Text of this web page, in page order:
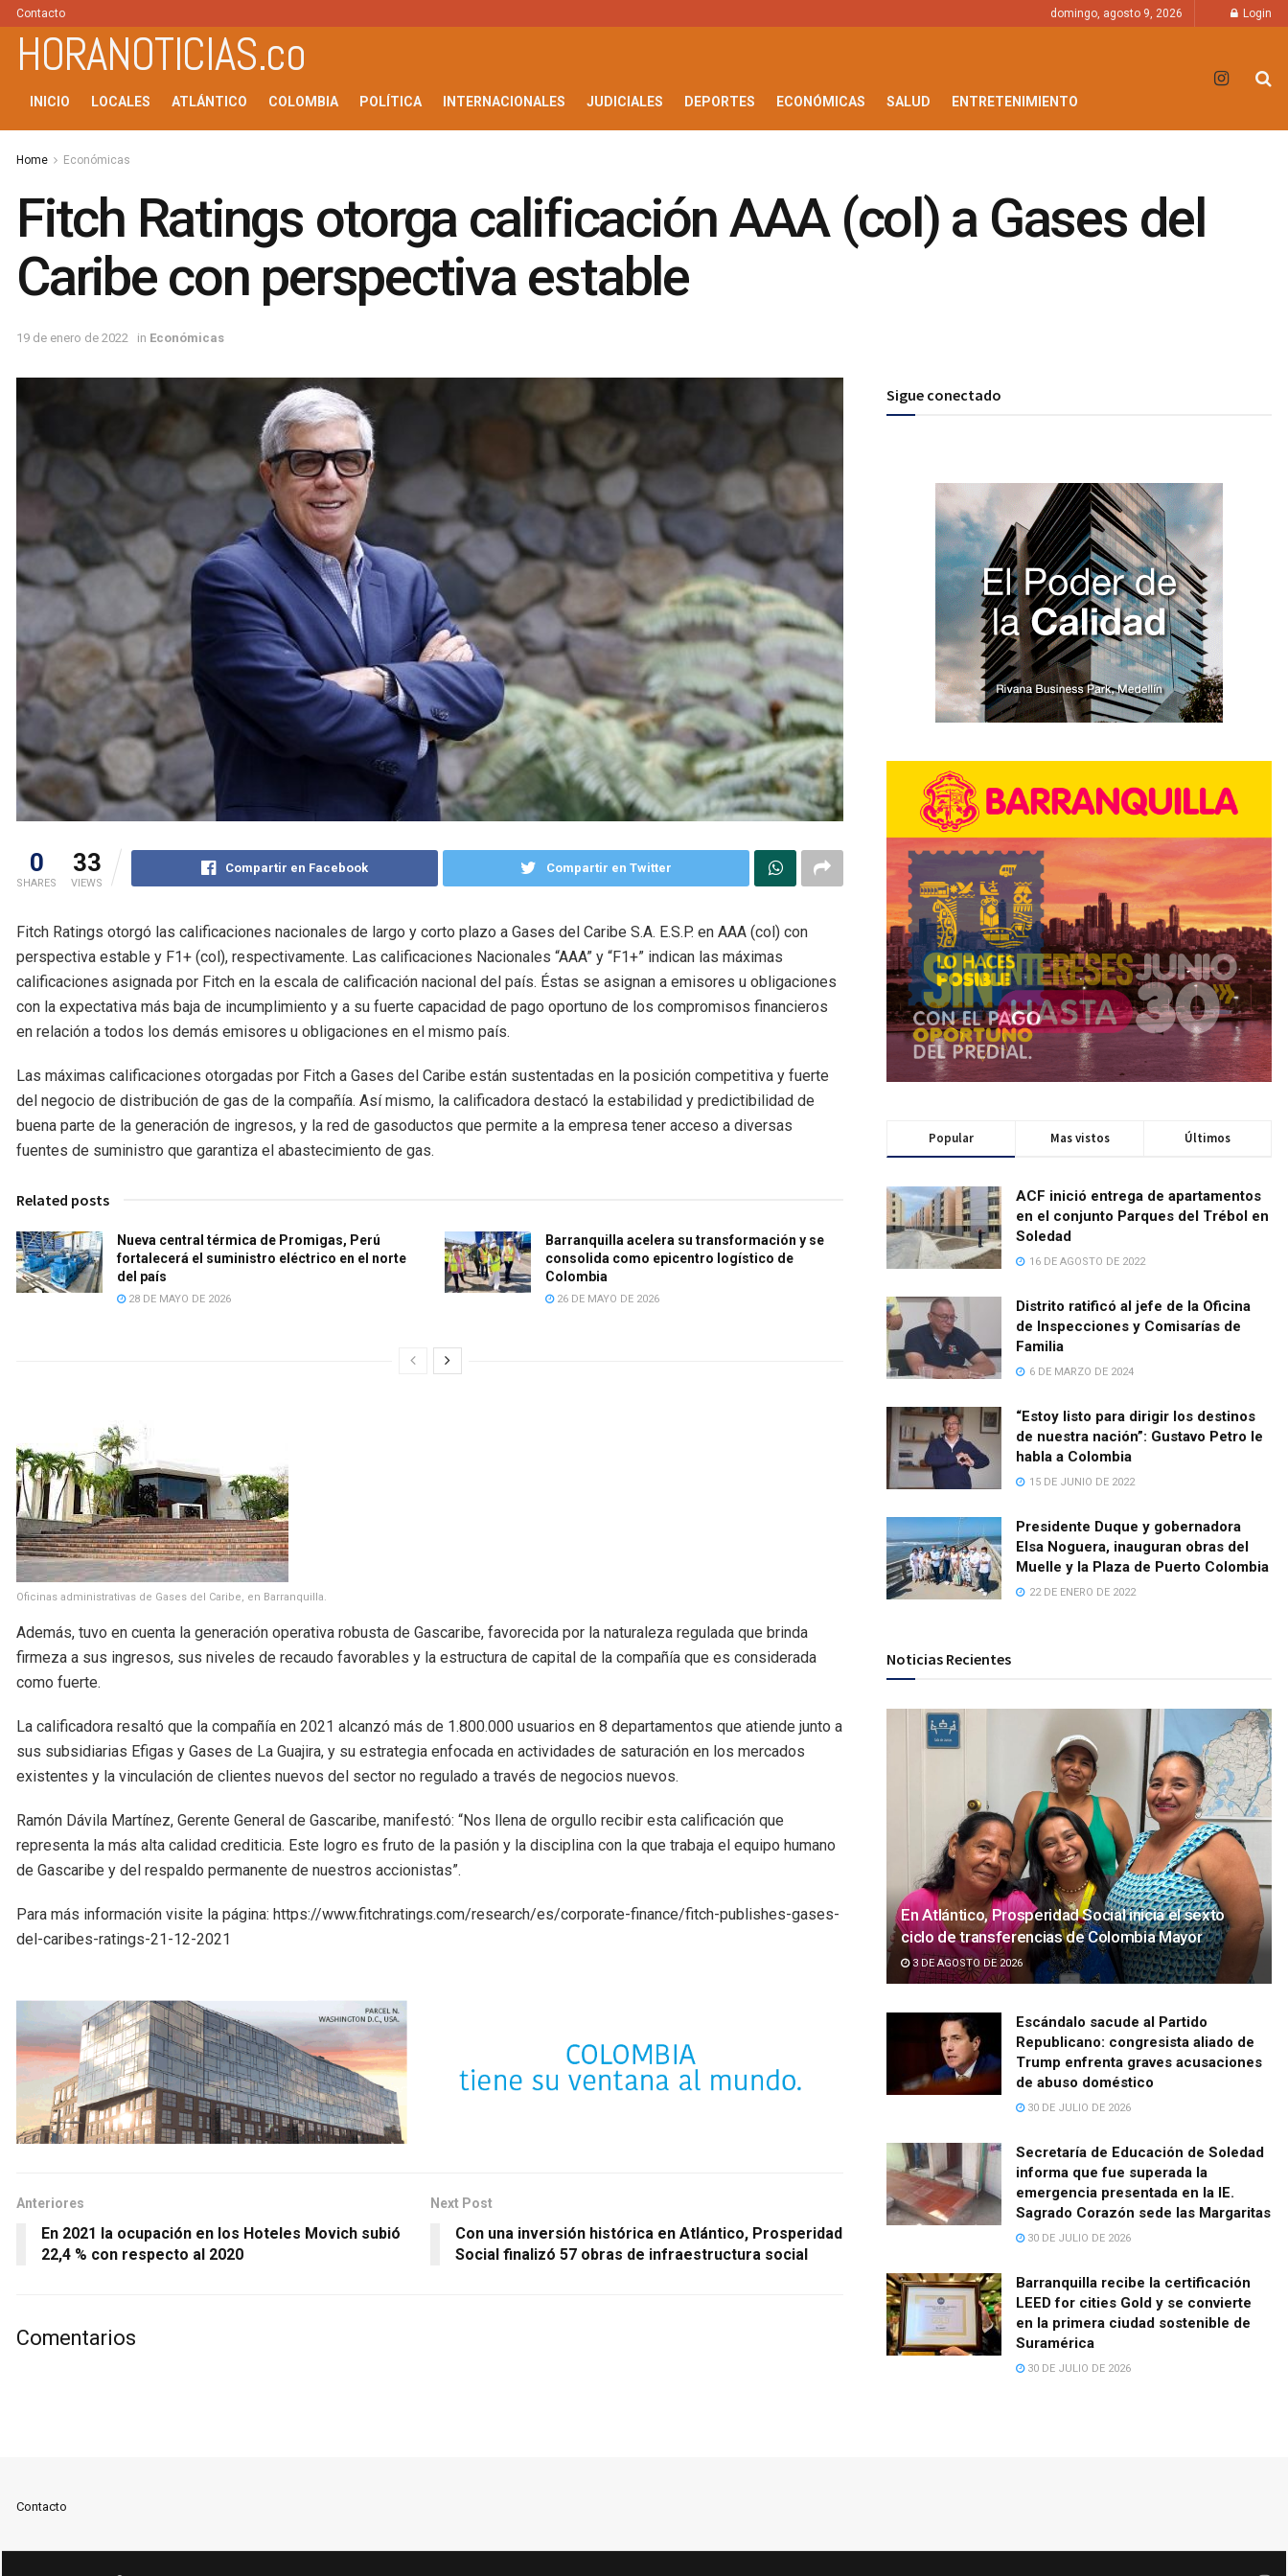
Contacto domingo, agosto 9, 2026 Login
HORANOTICIAS.co
INICIO LOCALES ATLÁNTICO COLOMBIA POLÍTICA INTERNACIONALES JUDICIALES DEPORTES ECONÓMICAS SALUD ENTRETENIMIENTO
Home Económicas
Fitch Ratings otorga calificación AAA (col) a Gases del
Caribe con perspectiva estable
19 de enero de 2022 in Económicas
0
SHARES
33
VIEWS
Compartir en Facebook Compartir en Twitter
Fitch Ratings otorgó las calificaciones nacionales de largo y corto plazo a Gases del Caribe S.A. E.S.P. en AAA (col) con
perspectiva estable y F1+ (col), respectivamente. Las calificaciones Nacionales “AAA” y “F1+” indican las máximas
calificaciones asignada por Fitch en la escala de calificación nacional del país. Éstas se asignan a emisores u obligaciones
con la expectativa más baja de incumplimiento y a su fuerte capacidad de pago oportuno de los compromisos financieros
en relación a todos los demás emisores u obligaciones en el mismo país.
Las máximas calificaciones otorgadas por Fitch a Gases del Caribe están sustentadas en la posición competitiva y fuerte
del negocio de distribución de gas de la compañía. Así mismo, la calificadora destacó la estabilidad y predictibilidad de
buena parte de la generación de ingresos, y la red de gasoductos que permite a la empresa tener acceso a diversas
fuentes de suministro que garantiza el abastecimiento de gas.
Related posts
Nueva central térmica de Promigas, Perú
fortalecerá el suministro eléctrico en el norte
del país
28 DE MAYO DE 2026
Barranquilla acelera su transformación y se
consolida como epicentro logístico de
Colombia
26 DE MAYO DE 2026
Oficinas administrativas de Gases del Caribe, en Barranquilla.
Además, tuvo en cuenta la generación operativa robusta de Gascaribe, favorecida por la naturaleza regulada que brinda
firmeza a sus ingresos, sus niveles de recaudo favorables y la estructura de capital de la compañía que es considerada
como fuerte.
La calificadora resaltó que la compañía en 2021 alcanzó más de 1.800.000 usuarios en 8 departamentos que atiende junto a
sus subsidiarias Efigas y Gases de La Guajira, y su estrategia enfocada en actividades de saturación en los mercados
existentes y la vinculación de clientes nuevos del sector no regulado a través de negocios nuevos.
Ramón Dávila Martínez, Gerente General de Gascaribe, manifestó: “Nos llena de orgullo recibir esta calificación que
representa la más alta calidad crediticia. Este logro es fruto de la pasión y la disciplina con la que trabaja el equipo humano
de Gascaribe y del respaldo permanente de nuestros accionistas”.
Para más información visite la página: https://www.fitchratings.com/research/es/corporate-finance/fitch-publishes-gases-
del-caribes-ratings-21-12-2021
Anteriores
En 2021 la ocupación en los Hoteles Movich subió
22,4 % con respecto al 2020
Next Post
Con una inversión histórica en Atlántico, Prosperidad
Social finalizó 57 obras de infraestructura social
Comentarios
Sigue conectado
Popular Mas vistos Últimos
ACF inició entrega de apartamentos
en el conjunto Parques del Trébol en
Soledad
16 DE AGOSTO DE 2022
Distrito ratificó al jefe de la Oficina
de Inspecciones y Comisarías de
Familia
6 DE MARZO DE 2024
“Estoy listo para dirigir los destinos
de nuestra nación”: Gustavo Petro le
habla a Colombia
15 DE JUNIO DE 2022
Presidente Duque y gobernadora
Elsa Noguera, inauguran obras del
Muelle y la Plaza de Puerto Colombia
22 DE ENERO DE 2022
Noticias Recientes
En Atlántico, Prosperidad Social inicia el sexto
ciclo de transferencias de Colombia Mayor
3 DE AGOSTO DE 2026
Escándalo sacude al Partido
Republicano: congresista aliado de
Trump enfrenta graves acusaciones
de abuso doméstico
30 DE JULIO DE 2026
Secretaría de Educación de Soledad
informa que fue superada la
emergencia presentada en la IE.
Sagrado Corazón sede las Margaritas
30 DE JULIO DE 2026
Barranquilla recibe la certificación
LEED for cities Gold y se convierte
en la primera ciudad sostenible de
Suramérica
30 DE JULIO DE 2026
Contacto